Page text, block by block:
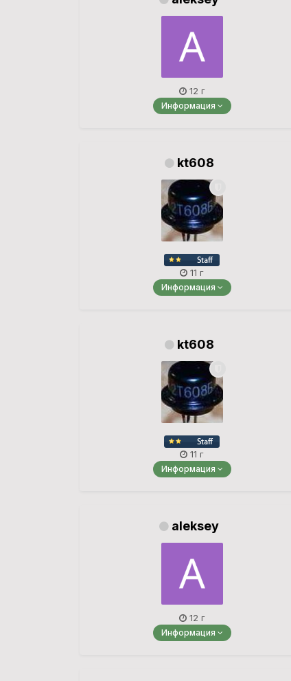
12 г
Информация
kt608
11 г
Информация
kt608
11 г
Информация
aleksey
12 г
Информация